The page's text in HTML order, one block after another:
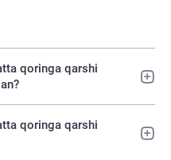
qoringa qarshi
qoringa qarshi